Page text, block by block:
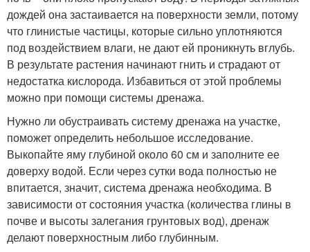
дождей она застаивается на поверхности земли, потому
что глинистые частицы, которые сильно уплотняются
под воздействием влаги, не дают ей проникнуть вглубь.
В результате растения начинают гнить и страдают от
недостатка кислорода. Избавиться от этой проблемы
можно при помощи системы дренажа.
Нужно ли обустраивать систему дренажа на участке,
поможет определить небольшое исследование.
Выкопайте яму глубиной около 60 см и заполните ее
доверху водой. Если через сутки вода полностью не
впитается, значит, система дренажа необходима. В
зависимости от состояния участка (количества глины в
почве и высоты залегания грунтовых вод), дренаж
делают поверхностным либо глубинным.